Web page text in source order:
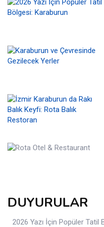
DUYURULAR
2026 Yazı İçin Popüler Tatil